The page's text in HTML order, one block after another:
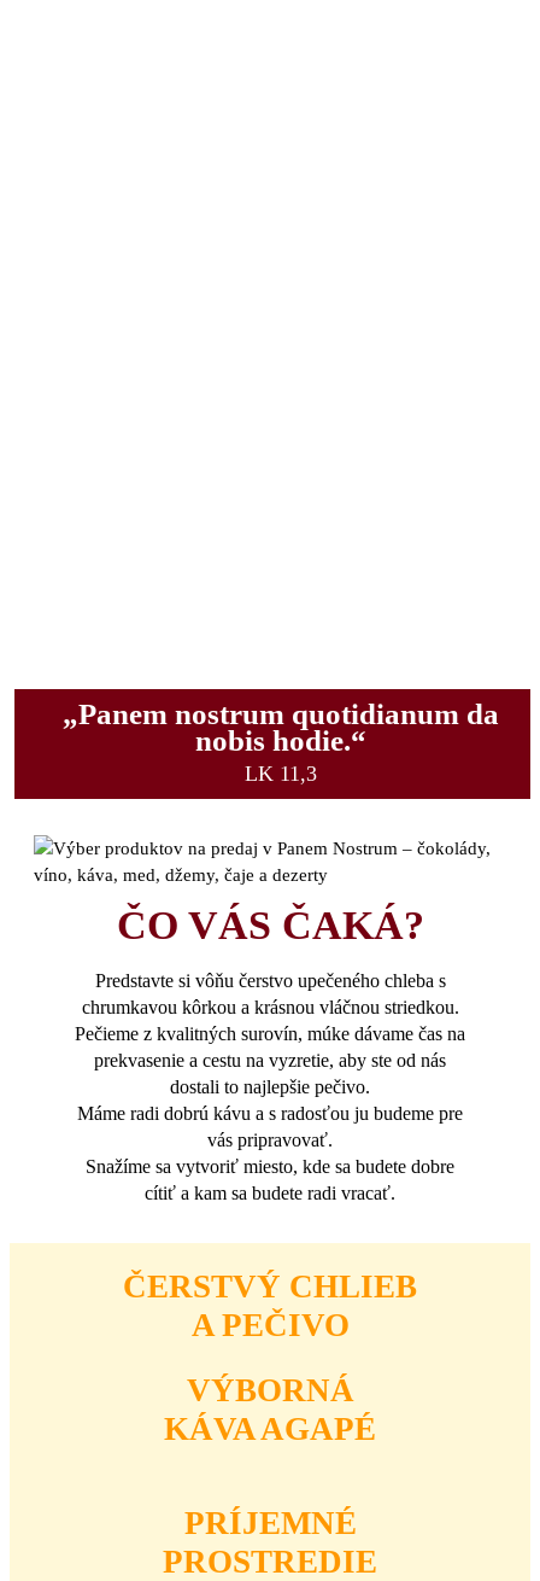
„Panem nostrum quotidianum da
nobis hodie.“
LK 11,3
ČO VÁS ČAKÁ?
Predstavte si vôňu čerstvo upečeného chleba s
chrumkavou kôrkou a krásnou vláčnou striedkou.
Pečieme z kvalitných surovín, múke dávame čas na
prekvasenie a cestu na vyzretie, aby ste od nás
dostali to najlepšie pečivo.
Máme radi dobrú kávu a s radosťou ju budeme pre
vás pripravovať.
Snažíme sa vytvoriť miesto, kde sa budete dobre
cítiť a kam sa budete radi vracať.
ČERSTVÝ CHLIEB
A PEČIVO
VÝBORNÁ
KÁVA AGAPÉ
PRÍJEMNÉ
PROSTREDIE